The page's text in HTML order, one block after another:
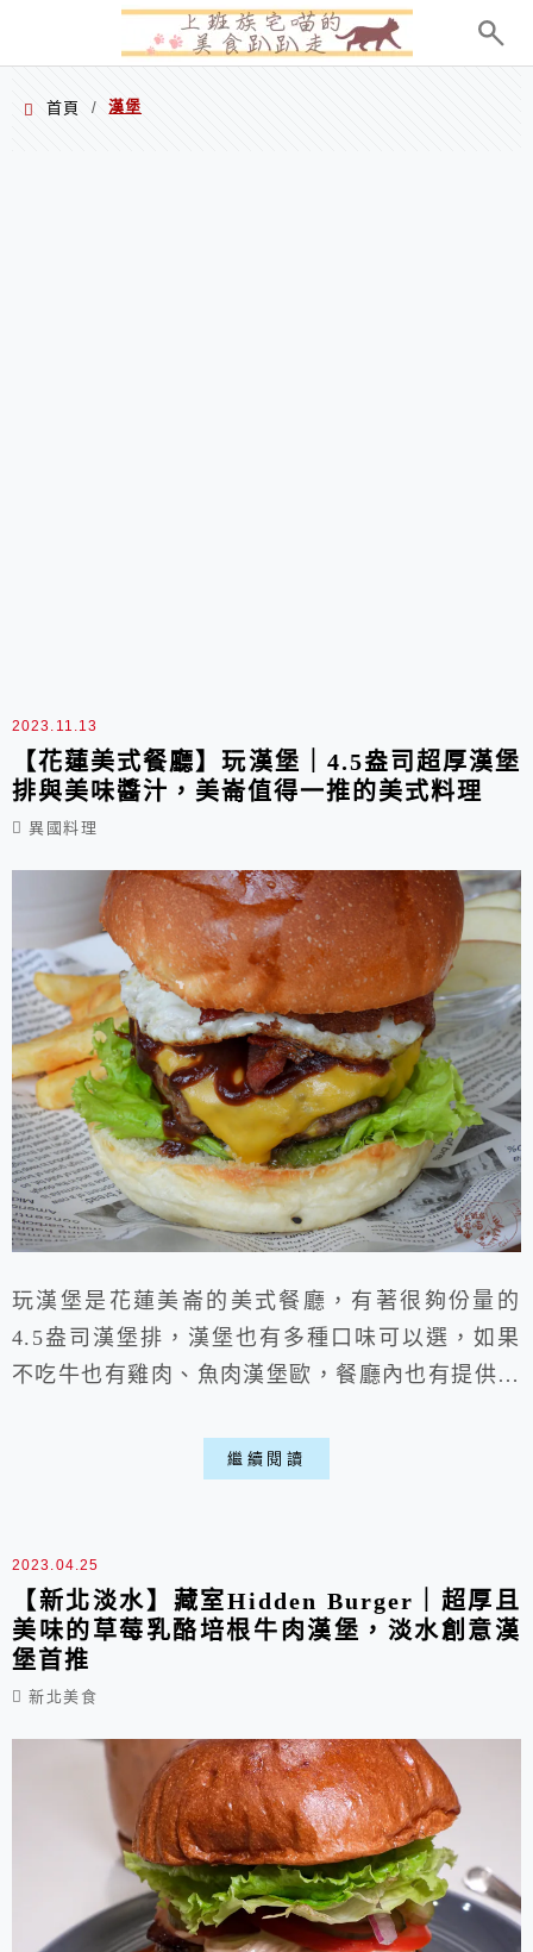
首頁 / 漢堡
2023.11.13
【花蓮美式餐廳】玩漢堡｜4.5盎司超厚漢堡
排與美味醬汁，美崙值得一推的美式料理
異國料理
玩漢堡是花蓮美崙的美式餐廳，有著很夠份量的
4.5盎司漢堡排，漢堡也有多種口味可以選，如果
不吃牛也有雞肉、魚肉漢堡歐，餐廳內也有提供紅
闆一個人包辦店內大小事，所以會比較忙碌些，還
是要放寬心來等待美味的漢堡喵。
繼續閱讀
2023.04.25
【新北淡水】藏室Hidden Burger｜超厚且
美味的草莓乳酪培根牛肉漢堡，淡水創意漢
堡首推
新北美食